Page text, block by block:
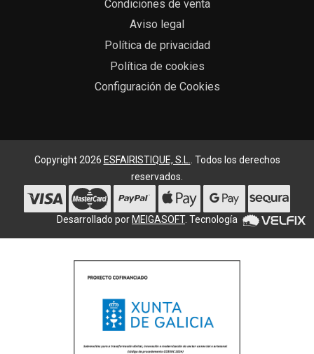
Condiciones de venta
Aviso legal
Política de privacidad
Política de cookies
Configuración de Cookies
Copyright 2026 ESFAIRISTIQUE, S.L.. Todos los derechos
reservados.
Desarrollado por MEIGASOFT. Tecnología